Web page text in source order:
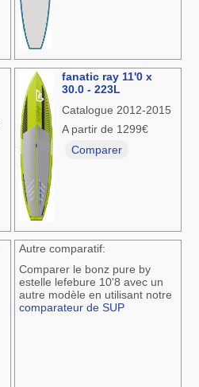
fanatic ray 11'0 x
30.0 - 223L
Catalogue 2012-2015
A partir de 1299€
Comparer
Autre comparatif:
Comparer le bonz pure by
estelle lefebure 10'8 avec un
autre modèle en utilisant notre
comparateur de SUP